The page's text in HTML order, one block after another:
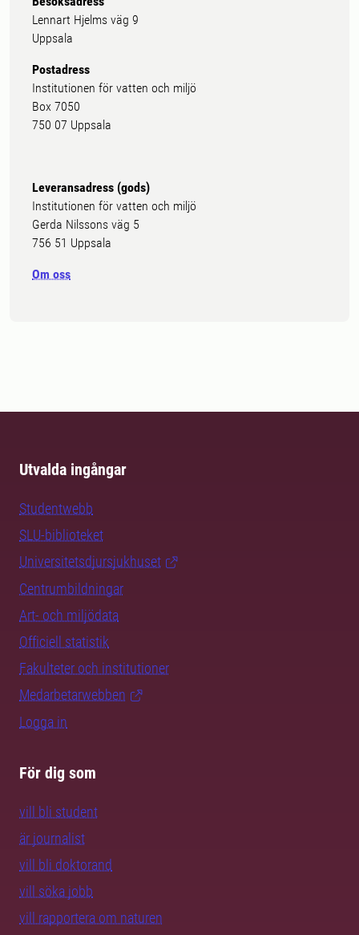
Lennart Hjelms väg 9
Uppsala
Postadress
Institutionen för vatten och miljö
Box 7050
750 07 Uppsala
Leveransadress (gods)
Institutionen för vatten och miljö
Gerda Nilssons väg 5
756 51 Uppsala
Om oss
Utvalda ingångar
Studentwebb
SLU-biblioteket
Universitetsdjursjukhuset
Centrumbildningar
Art- och miljödata
Officiell statistik
Fakulteter och institutioner
Medarbetarwebben
Logga in
För dig som
vill bli student
är journalist
vill bli doktorand
vill söka jobb
vill rapportera om naturen